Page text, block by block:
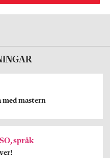
mastern
språk